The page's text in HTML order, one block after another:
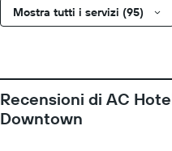
Mostra tutti i servizi (95)
Recensioni di AC
Downtown